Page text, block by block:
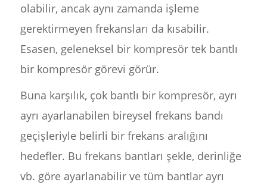
olabilir, ancak aynı zamanda işleme
gerektirmeyen frekansları da kısabilir.
Esasen, geleneksel bir kompresör tek bantlı
bir kompresör görevi görür.
Buna karşılık, çok bantlı bir kompresör, ayrı
ayrı ayarlanabilen bireysel frekans bandı
geçişleriyle belirli bir frekans aralığını
hedefler. Bu frekans bantları şekle, derinliğe
vb. göre ayarlanabilir ve tüm bantlar ayrı